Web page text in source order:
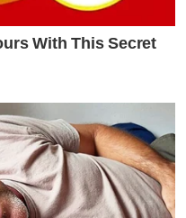
With This Secret